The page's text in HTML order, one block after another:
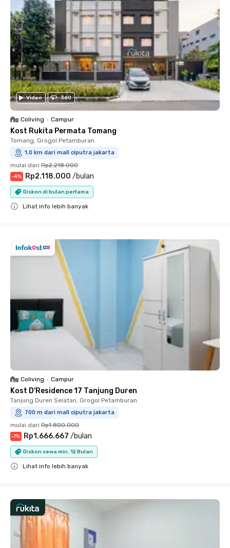
Video 360
Coliving • Campur
Kost Rukita Permata Tomang
Tomang, Grogol Petamburan
1.0 km dari mall ciputra jakarta
mulai dari Rp2.218.000
-4% Rp2.118.000 /bulan
Diskon di bulan pertama
Lihat info lebih banyak
Coliving • Campur
Kost D'Residence 17 Tanjung Duren
Tanjung Duren Selatan, Grogol Petamburan
700 m dari mall ciputra jakarta
mulai dari Rp1.800.000
-7% Rp1.666.667 /bulan
Diskon sewa min. 12 Bulan
Lihat info lebih banyak